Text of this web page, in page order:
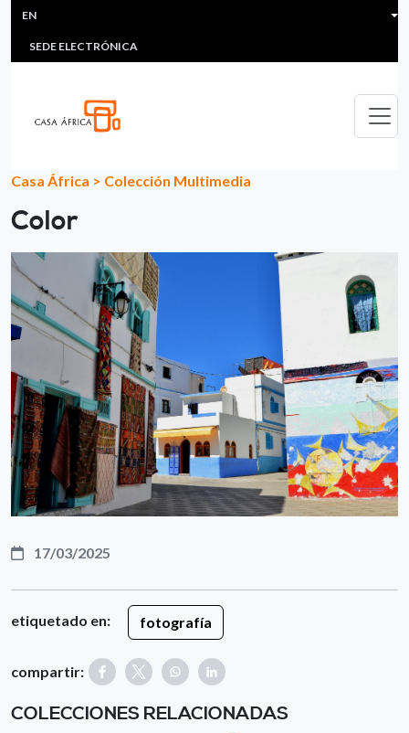
Skip to main content
HEADER MENU
MULTIMEDIA
SEDE ELECTRÓNICA
EN
Casa África > Colección Multimedia
Color
17/03/2025
etiquetado en: fotografía
compartir:
COLECCIONES RELACIONADAS